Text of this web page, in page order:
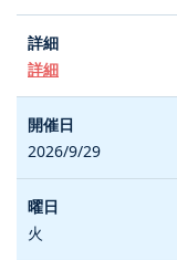
詳細
2026/9/29
火